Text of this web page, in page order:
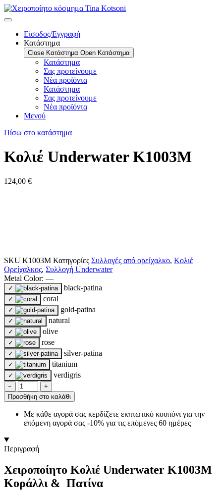
Είσοδος/Εγγραφή
Κατάστημα
Close Κατάστημα Open Κατάστημα
Κατάστημα
Σας προτείνουμε
Νέα προϊόντα
Κατάστημα
Σας προτείνουμε
Νέα προϊόντα
Μενού
Πίσω στο κατάστημα
Κολιέ Underwater K1003M
124,00 €
SKU K1003M Κατηγορίες Συλλογές από ορείχαλκο, Κολιέ
Ορείχαλκος, Συλλογή Underwater
Metal Color: —
✓ black-patina
✓ coral
✓ gold-patina
✓ natural
✓ olive
✓ rose
✓ silver-patina
✓ titanium
✓ verdigris
−
+
Προσθήκη στο καλάθι
Με κάθε αγορά σας κερδίζετε εκπτωτικό κουπόνι για την
επόμενη αγορά σας -10% για τις επόμενες 60 ημέρες
Περιγραφή
Χειροποίητο Κολιέ Underwater K1003M
Κοράλλι & Πατίνα